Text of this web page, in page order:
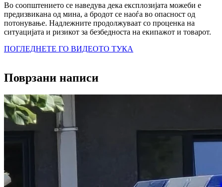
Во соопштението се наведува дека експлозијата можеби е
предизвикана од мина, а бродот се наоѓа во опасност од
потонување. Надлежните продолжуваат со проценка на
ситуацијата и ризикот за безбедноста на екипажот и товарот.
ПОГЛЕДНЕТЕ ГО ВИДЕОТО ТУКА
Поврзани написи